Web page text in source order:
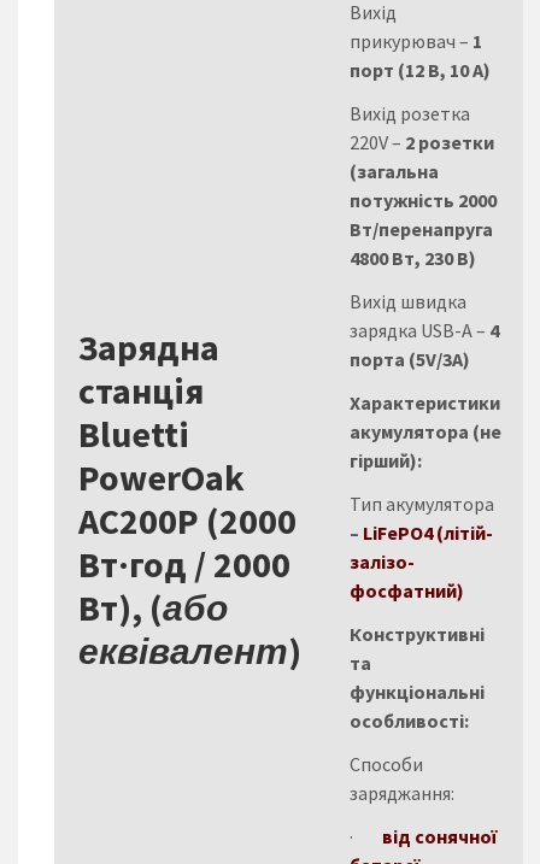
Зарядна
станція
Bluetti
PowerOak
AC200P (2000
Вт·год / 2000
Вт), (або
еквівалент)
Вихід
прикурювач – 1
порт (12 В, 10 А)
Вихід розетка
220V – 2 розетки
(загальна
потужність 2000
Вт/перенапруга
4800 Вт, 230 В)
Вихід швидка
зарядка USB-A – 4
порта (5V/3A)
Характеристики
акумулятора (не
гірший):
Тип акумулятора
– LiFePO4 (літій-
залізо-
фосфатний)
Конструктивні
та
функціональні
особливості:
Способи
заряджання:
· від сонячної